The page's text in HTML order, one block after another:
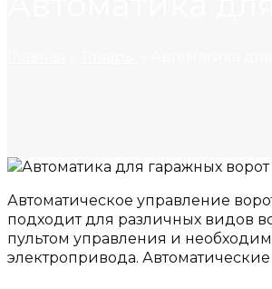
Автоматическое управление
подходит для различных видов
пультом управления и
электропривода.